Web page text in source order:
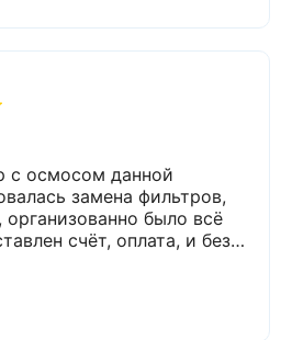
за хорошую работу.
с осмосом данной
замена фильтров,
было всё
счёт, оплата, и без
без шума и пыли),
грамотными,
Спасибо